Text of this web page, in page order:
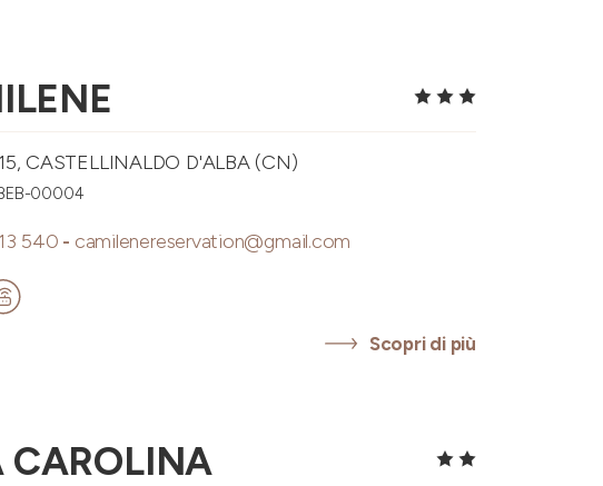
CASTELLINALDO D'ALBA (CN)
00004
540 - camilenereservation@gmail.com
Scopri di più
CAROLINA